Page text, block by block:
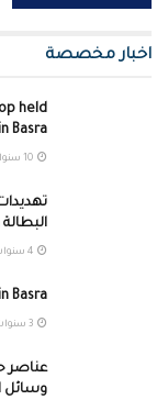
اخبار مخصصة
held
in Basra
Basra
عناصر
وسائل